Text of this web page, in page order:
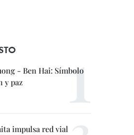
- Ben Hai: Símbolo
y paz
impulsa red vial